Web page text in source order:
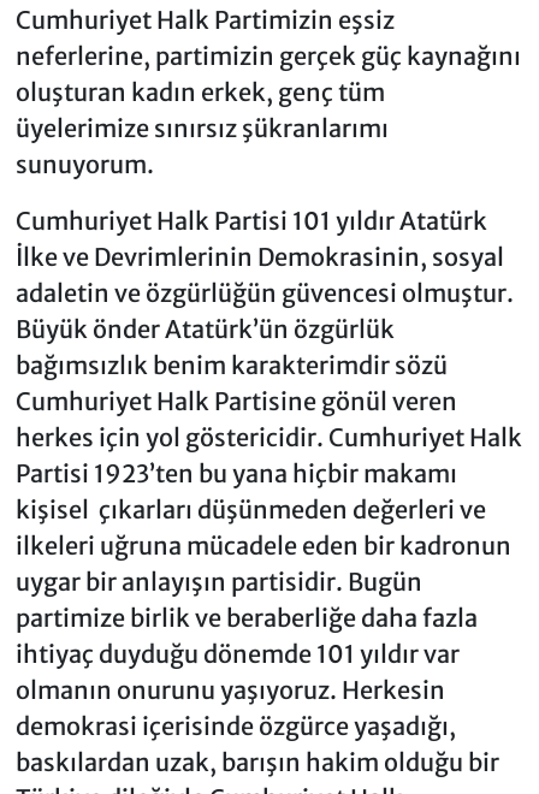
Cumhuriyet Halk Partimizin eşsiz
neferlerine, partimizin gerçek güç kaynağını
oluşturan kadın erkek, genç tüm
üyelerimize sınırsız şükranlarımı
sunuyorum.
Cumhuriyet Halk Partisi 101 yıldır Atatürk
İlke ve Devrimlerinin Demokrasinin, sosyal
adaletin ve özgürlüğün güvencesi olmuştur.
Büyük önder Atatürk’ün özgürlük
bağımsızlık benim karakterimdir sözü
Cumhuriyet Halk Partisine gönül veren
herkes için yol göstericidir. Cumhuriyet Halk
Partisi 1923’ten bu yana hiçbir makamı
kişisel çıkarları düşünmeden değerleri ve
ilkeleri uğruna mücadele eden bir kadronun
uygar bir anlayışın partisidir. Bugün
partimize birlik ve beraberliğe daha fazla
ihtiyaç duyduğu dönemde 101 yıldır var
olmanın onurunu yaşıyoruz. Herkesin
demokrasi içerisinde özgürce yaşadığı,
baskılardan uzak, barışın hakim olduğu bir